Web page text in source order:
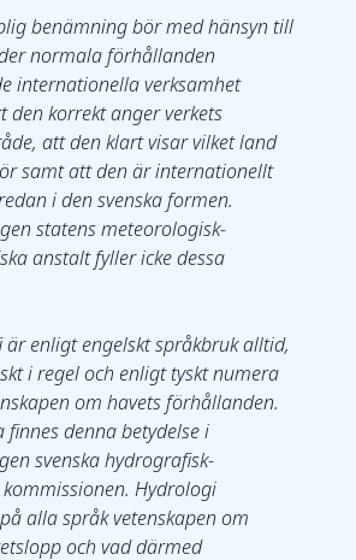
benämning bör med hänsyn till
normala förhållanden
internationella verksamhet
den korrekt anger verkets
att den klart visar vilket land
samt att den är internationellt
i den svenska formen.
statens meteorologisk-
anstalt fyller icke dessa
är enligt engelskt språkbruk alltid,
i regel och enligt tyskt numera
om havets förhållanden.
finnes denna betydelse i
svenska hydrografisk-
Hydrologi
alla språk vetenskapen om
och vad därmed